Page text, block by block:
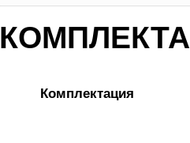
Комплектация